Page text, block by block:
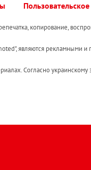
копирование,
являются рекламными и
Согласно украинскому